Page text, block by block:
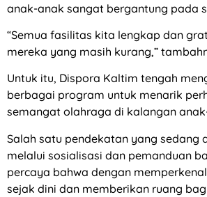
anak-anak sangat bergantung pada
“Semua fasilitas kita lengkap dan
mereka yang masih kurang,”
Untuk itu, Dispora Kaltim tengah
berbagai program untuk menarik
semangat olahraga di kalangan
Salah satu pendekatan yang sedang
melalui sosialisasi dan pemanduan
percaya bahwa dengan
sejak dini dan memberikan ruang